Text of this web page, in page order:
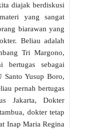
diajak berdiskusi
yang sangat
biarawan yang
Beliau adalah
Tri Margono,
sebagai
Santo Yusup Boro,
pernah bertugas
Jakarta, Dokter
dokter tetap
Inap Maria Regina